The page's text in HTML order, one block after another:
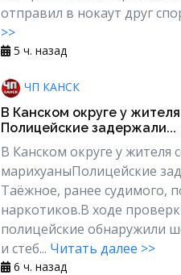
отправил в нокаут друг
>>
5 ч. назад
ЧП КАНСК
В Канском округе у
Полицейские задержали...
В Канском округе у жителя
марихуаныПолицейские
Таёжное, ранее судимого,
наркотиков.В ходе
полицейские обнаружили
и стеб... Читать далее >>
6 ч. назад